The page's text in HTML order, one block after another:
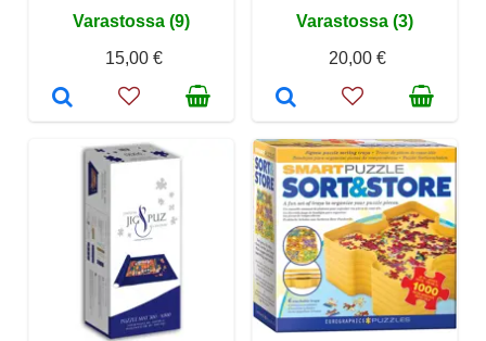
Varastossa (9)
15,00 €
Varastossa (3)
20,00 €